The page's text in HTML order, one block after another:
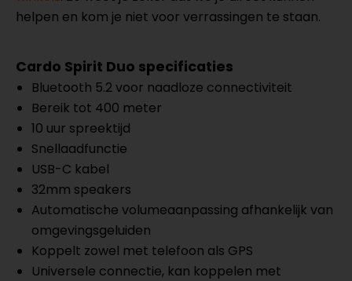
helpen en kom je niet voor verrassingen te staan.
Cardo Spirit Duo specificaties
Bluetooth 5.2 voor naadloze connectiviteit
Bereik tot 400 meter
10 uur spreektijd
Snellaadfunctie
USB-C kabel
32mm speakers
Automatische volumeaanpassing afhankelijk van
omgevingsgeluiden
Koppelt zowel met telefoon als GPS
Universele connectie, kan koppelen met